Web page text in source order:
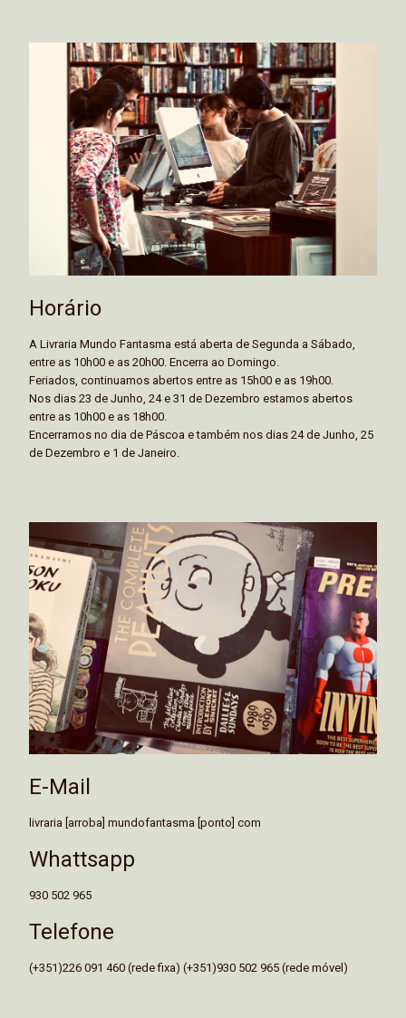
Horário
A Livraria Mundo Fantasma está aberta de Segunda a Sábado,
entre as 10h00 e as 20h00. Encerra ao Domingo.
Feriados, continuamos abertos entre as 15h00 e as 19h00.
Nos dias 23 de Junho, 24 e 31 de Dezembro estamos abertos
entre as 10h00 e as 18h00.
Encerramos no dia de Páscoa e também nos dias 24 de Junho, 25
de Dezembro e 1 de Janeiro.
E-Mail
livraria [arroba] mundofantasma [ponto] com
Whattsapp
930 502 965
Telefone
(+351)226 091 460 (rede fixa) (+351)930 502 965 (rede móvel)